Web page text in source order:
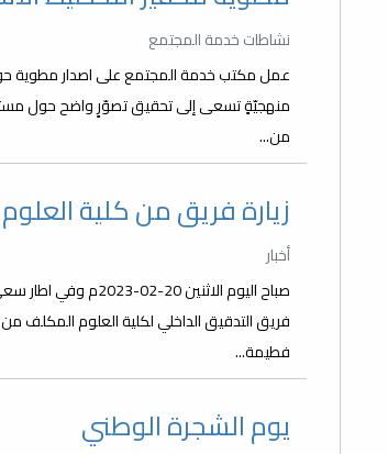
نشاطات خدمة المجتمع
عمل مكتب خدمة المجتمع على اصدار مطوية
منهجيّةٍ تسعى إلى تحقيق تصوّرٍ واضح حول
من...
زيارة فريق من كلية
أخبار
صباح اليوم
فريق التدقيق الداخلي لكلية العلوم المكلف
فطيمة...
يوم الشجرة الوطني